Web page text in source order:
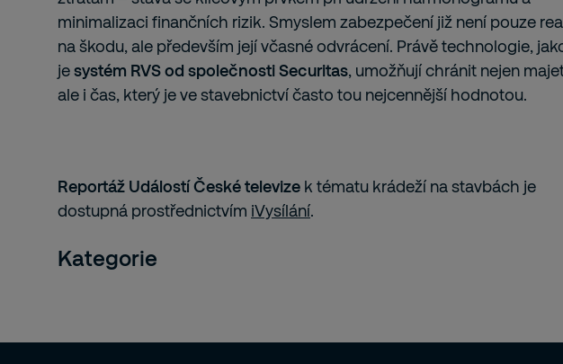
minimalizaci finančních rizik. Smyslem zabezpečení již není pouze
na škodu, ale především její včasné odvrácení. Právě technologie,
jesystém RVS od společnosti Securitas, umožňují chránit nejen
ale i čas, který je ve stavebnictví často tou nejcennější hodnotou.
Reportáž Událostí České televize k tématu krádeží na stavbách je
dostupná prostřednictvím iVysílání.
Kategorie